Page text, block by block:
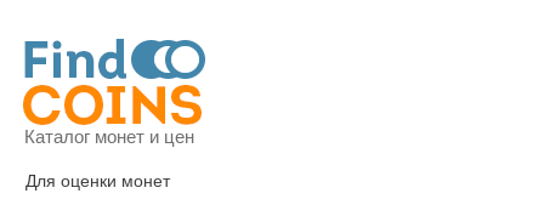
Каталог монет и цен
Для оценки монет